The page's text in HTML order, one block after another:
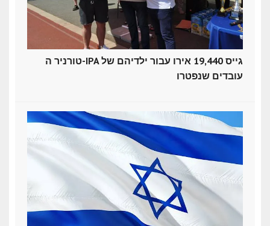
טורניר ה-IPA גייס 19,440 אירו עבור ילדיהם של
עובדים שנפטרו